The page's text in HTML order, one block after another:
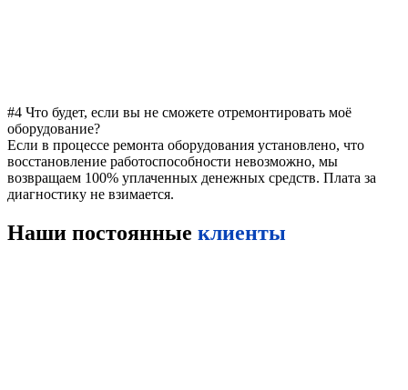
#4 Что будет, если вы не сможете отремонтировать моё
оборудование?
Если в процессе ремонта оборудования установлено, что
восстановление работоспособности невозможно, мы
возвращаем 100% уплаченных денежных средств. Плата за
диагностику не взимается.
Наши постоянные клиенты